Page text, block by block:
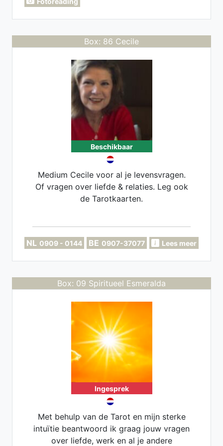
Box: 86 Cecile
Beschikbaar
Medium Cecile voor al je levensvragen.
Of vragen over liefde & relaties. Leg ook
de Tarotkaarten.
NL 0909 - 0144 BE 0907-37077 Lees meer
Box: 09 Spiritueel Esmeralda
Ingesprek
Met behulp van de Tarot en mijn sterke
intuïtie beantwoord ik graag jouw vragen
over liefde, werk en al je andere